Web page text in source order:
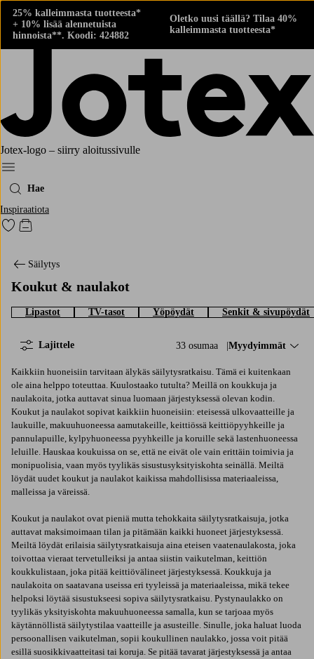
25% kalleimmasta tuotteesta*
+ 10% lisää alennetuista
hinnoista**. Koodi: 424882
Oletko uusi täällä? Tilaa 40%
kalleimmasta tuotteesta*
Jotex-logo – siirry aloitussivulle
Menu
Hae
Inspiraatiota
Siirry merkittyihin suosikkituotteisiin
Siirry ostoskoriin
Säilytys
Koukut & naulakot
Lipastot TV-tasot Yöpöydät Senkit & sivupöydät
33 osumaa Lajittele:
Myydyimmät
Lajittele
Kaikkiin huoneisiin tarvitaan älykäs säilytysratkaisu. Tämä ei kuitenkaan
ole aina helppo toteuttaa. Kuulostaako tutulta? Meillä on koukkuja ja
naulakoita, jotka auttavat sinua luomaan järjestyksessä olevan kodin.
Koukut ja naulakot sopivat kaikkiin huoneisiin: eteisessä ulkovaatteille ja
laukuille, makuuhuoneessa aamutakeille, keittiössä keittiöpyyhkeille ja
pannulapuille, kylpyhuoneessa pyyhkeille ja koruille sekä lastenhuoneessa
leluille. Hauskaa koukuissa on se, että ne eivät ole vain erittäin toimivia ja
monipuolisia, vaan myös tyylikäs sisustusyksityiskohta seinällä. Meiltä
löydät uudet koukut ja naulakot kaikissa mahdollisissa materiaaleissa,
malleissa ja väreissä.
Koukut ja naulakot ovat pieniä mutta tehokkaita säilytysratkaisuja, jotka
auttavat maksimoimaan tilan ja pitämään kaikki huoneet järjestyksessä.
Meiltä löydät erilaisia säilytysratkaisuja aina eteisen vaatenaulakosta, joka
toivottaa vieraat tervetulleiksi ja antaa siistin vaikutelman, keittiön
koukkulistaan, joka pitää keittiövälineet järjestyksessä. Koukkuja ja
naulakoita on saatavana useissa eri tyyleissä ja materiaaleissa, mikä tekee
helpoksi löytää sisustukseesi sopiva säilytysratkaisu. Pystynaulakko on
tyylikäs yksityiskohta makuuhuoneessa samalla, kun se tarjoaa myös
käytännöllistä säilytystilaa vaatteille ja asusteille. Sinulle, joka haluat luoda
persoonallisen vaikutelman, sopii koukullinen naulakko, jossa voit pitää
esillä suosikkivaatteitasi tai koruja. Se pitää tavarat järjestyksessä ja antaa